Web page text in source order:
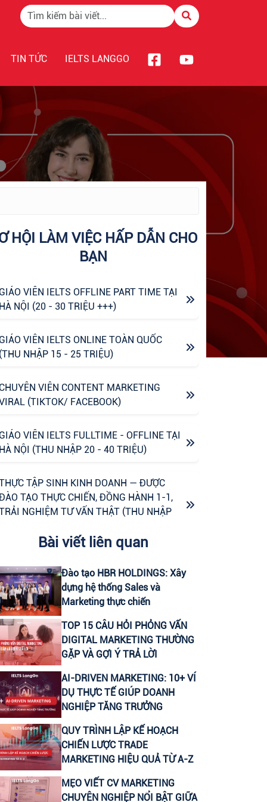
TIN TỨC IELTS LANGGO
HỘI LÀM VIỆC HẤP DẪN CHO
BẠN
GIÁO VIÊN IELTS OFFLINE PART TIME TẠI
HÀ NỘI (20 - 30 TRIỆU +++)
GIÁO VIÊN IELTS ONLINE TOÀN QUỐC
(THU NHẬP 15 - 25 TRIỆU)
CHUYÊN VIÊN CONTENT MARKETING
(TIKTOK/ FACEBOOK)
GIÁO VIÊN IELTS FULLTIME - OFFLINE TẠI
HÀ NỘI (THU NHẬP 20 - 40 TRIỆU)
TẬP SINH KINH DOANH — ĐƯỢC
TẠO THỰC CHIẾN, ĐỒNG HÀNH 1-1,
NGHIỆM TƯ VẤN THẬT (THU NHẬP
CONTENT VIRAL TIKTOK
VIÊN TƯ VẤN GIÁO DỤC (THU
UPTO 30 TRIỆU)
SALE/ TRƯỞNG NHÓM KINH
TƯ VẤN TUYỂN SINH
CTV KIỂM TRA NĂNG LỰC TIẾNG ANH ĐẦU
CHO HỌC VIÊN
MẢNG TIẾNG ANH TRẺ EM
Bài viết liên quan
Đào tạo HBR HOLDINGS: Xây
dựng hệ thống Sales và
Marketing thực chiến
TOP 15 CÂU HỎI PHỎNG VẤN
DIGITAL MARKETING THƯỜNG
GẶP VÀ GỢI Ý TRẢ LỜI
AI-DRIVEN MARKETING: 10+ VÍ
DỤ THỰC TẾ GIÚP DOANH
NGHIỆP TĂNG TRƯỞNG
QUY TRÌNH LẬP KẾ HOẠCH
CHIẾN LƯỢC TRADE
MARKETING HIỆU QUẢ TỪ A-Z
MẸO VIẾT CV MARKETING
CHUYÊN NGHIỆP NỔI BẬT GIỮA